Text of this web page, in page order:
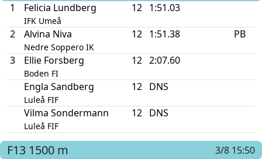
1
Felicia Lundberg
IFK Umeå
12 1:51.03
2 Alvina Niva
Nedre Soppero IK
12 1:51.38 PB
3 Ellie Forsberg
Boden FI
12 2:07.60
Engla Sandberg
Luleå FIF
12 DNS
Vilma Sondermann
Luleå FIF
12 DNS
F13 1500 m
3/8 15:50